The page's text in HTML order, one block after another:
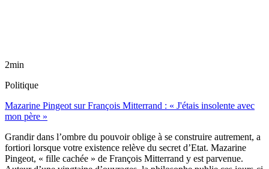
2min
Politique
Mazarine Pingeot sur François Mitterrand : « J'étais insolente avec
mon père »
Grandir dans l’ombre du pouvoir oblige à se construire autrement, a
fortiori lorsque votre existence relève du secret d’Etat. Mazarine
Pingeot, « fille cachée » de François Mitterrand y est parvenue.